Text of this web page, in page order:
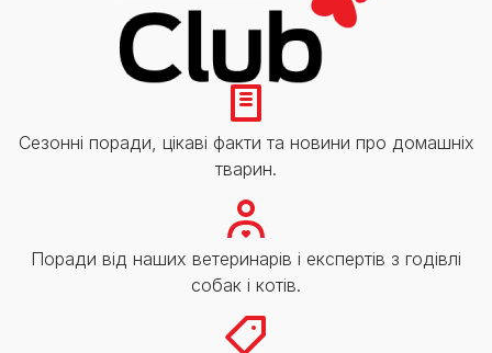
Сезонні поради, цікаві факти та новини про домашніх
тварин.
Поради від наших ветеринарів і експертів з годівлі
собак і котів.